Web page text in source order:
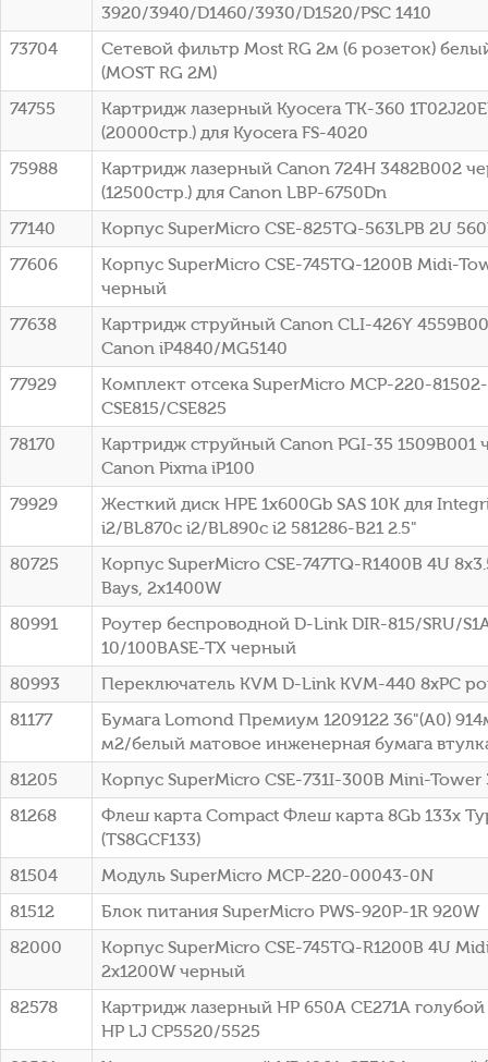
3920/3940/D1460/3930/D1520/PSC 1410
73704
Сетевой фильтр Most RG 2м (6 розеток)
(МОSТ RG 2М)
74755
Картридж лазерный Kyocera TK-360
(20000стр.) для Kyocera FS-4020
75988
Картридж лазерный Canon 724H 3482B002
(12500стр.) для Canon LBP-6750Dn
77140
Корпус SuperMicro CSE-825TQ-563LPB 2U
77606
Корпус SuperMicro CSE-745TQ-1200B Midi-
черный
77638
Картридж струйный Canon CLI-426Y
Canon iP4840/MG5140
77929
Комплект отсека SuperMicro MCP-220-
CSE815/CSE825
78170
Картридж струйный Canon PGI-35 1509B001
Canon Pixma iP100
79929
Жесткий диск HPE 1x600Gb SAS 10K для
i2/BL870c i2/BL890c i2 581286-B21 2.5"
80725
Корпус SuperMicro CSE-747TQ-R1400B 4U
Bays, 2x1400W
80991
Роутер беспроводной D-Link DIR-815/SRU/
10/100BASE-TX черный
80993
Переключатель KVM D-Link KVM-440 8xPC
81177
Бумага Lomond Премиум 1209122 36"(A0)
м2/белый матовое инженерная бумага
81205
Корпус SuperMicro CSE-731I-300B Mini-Tower
81268
Флеш карта Compact Флеш карта 8Gb 133x
(TS8GCF133)
81504
Модуль SuperMicro MCP-220-00043-0N
81512
Блок питания SuperMicro PWS-920P-1R 920W
82000
Корпус SuperMicro CSE-745TQ-R1200B 4U
2x1200W черный
82578
Картридж лазерный HP 650A CE271A голубой
HP LJ CP5520/5525